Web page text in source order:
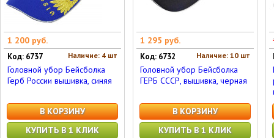
1 200 руб.
Наличие: 4 шт
Код: 6737
Головной убор Бейсболка
Герб России вышивка, синяя
В КОРЗИНУ
КУПИТЬ В 1 КЛИК
1 295 руб.
Наличие: 10 шт
Код: 6732
Головной убор Бейсболка
ГЕРБ СССР, вышивка, черная
В КОРЗИНУ
КУПИТЬ В 1 КЛИК